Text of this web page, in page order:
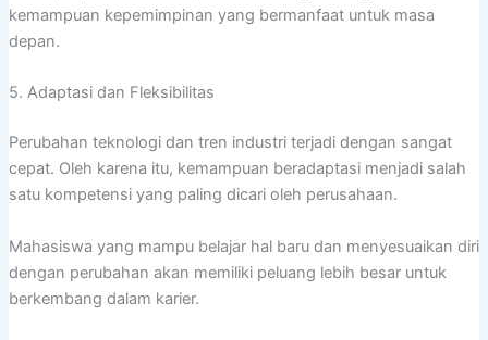
kemampuan kepemimpinan yang bermanfaat untuk masa
depan.
5. Adaptasi dan Fleksibilitas
Perubahan teknologi dan tren industri terjadi dengan sangat
cepat. Oleh karena itu, kemampuan beradaptasi menjadi salah
satu kompetensi yang paling dicari oleh perusahaan.
Mahasiswa yang mampu belajar hal baru dan menyesuaikan diri
dengan perubahan akan memiliki peluang lebih besar untuk
berkembang dalam karier.